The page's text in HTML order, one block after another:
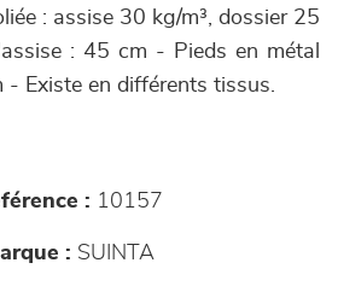
: assise 30 kg/m³, dossier 25
: 45 cm - Pieds en métal
- Existe en différents tissus.
: 10157
: SUINTA